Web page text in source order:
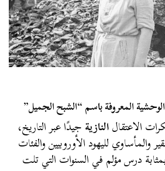
المعروفة باسم “الشبح الجميل”
الاعتقالالنازيةجيدًا عبر التاريخ،
والمأساوي لليهود الأوروبيين والفئات
درس مؤلم في السنوات التي تلت